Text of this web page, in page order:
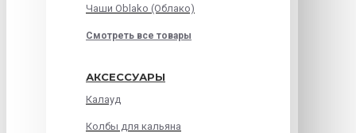
Чаши Oblako (Облако)
Смотреть все товары
АКСЕССУАРЫ
Калауд
Колбы для кальяна